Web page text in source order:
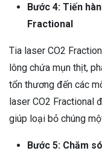
Bước 4: Tiến
Fractional
Tia laser CO2
lông chứa mụn thịt,
tổn thương đến các
laser CO2 Fractional
giúp loại bỏ chúng
Bước 5: Chăm